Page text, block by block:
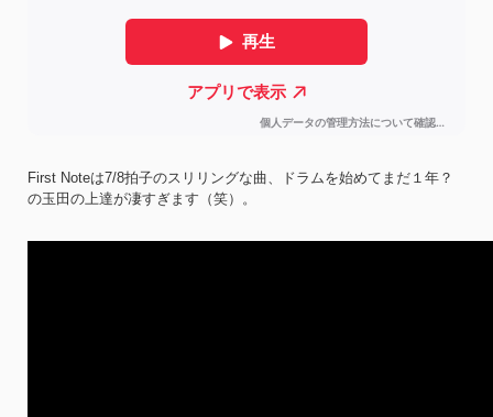
First Noteは7/8拍子のスリリングな曲、ドラムを始めてまだ１年？
の玉田の上達が凄すぎます（笑）。